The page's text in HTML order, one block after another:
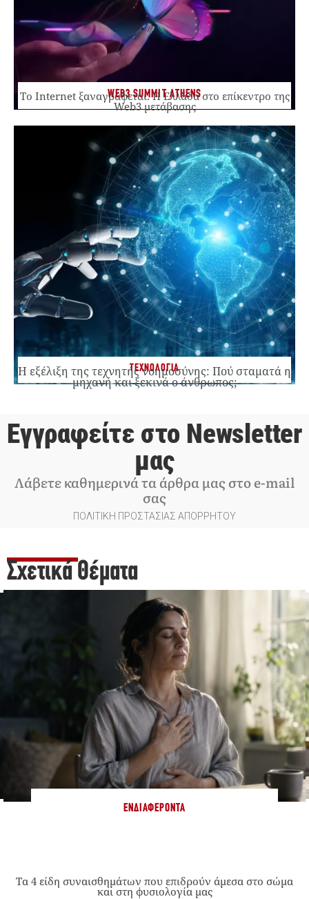
WEB3 SUMMIT ATHENS
Το Internet ξαναγράφεται. Η Ελλάδα στο επίκεντρο της
Web3 μετάβασης
ΤΕΧΝΟΛΟΓΙΑ
Η εξέλιξη της τεχνητής νοημοσύνης: Πού σταματά η
μηχανή και ξεκινά ο άνθρωπος;
Εγγραφείτε στο Newsletter
μας
Λάβετε καθημερινά τα άρθρα μας στο e-mail
σας
ΠΟΛΙΤΙΚΗ ΠΡΟΣΤΑΣΙΑΣ ΑΠΟΡΡΗΤΟΥ
Σχετικά Θέματα
ΕΝΔΙΑΦΈΡΟΝΤΑ
Τα 4 είδη συναισθημάτων που επιδρούν άμεσα στο σώμα
και στη φυσιολογία μας